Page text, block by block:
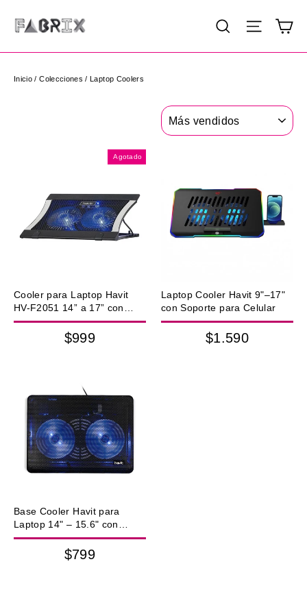
directamente
contenido
Buscar
Inicio / Colecciones / Laptop Coolers
Ordenar
Agotado
Cooler para Laptop Havit
HV-F2051 14” a 17” con
Iluminación y Altura
$999
Laptop Cooler Havit 9"–17"
con Soporte para Celular
$1.590
Base Cooler Havit para
Laptop 14" – 15.6" con
Iluminación
$799